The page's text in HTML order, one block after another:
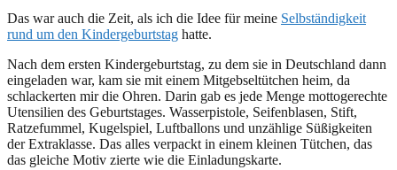
Das war auch die Zeit, als ich die Idee für meine Selbständigkeit
rund um den Kindergeburtstag hatte.
Nach dem ersten Kindergeburtstag, zu dem sie in Deutschland dann
eingeladen war, kam sie mit einem Mitgebseltütchen heim, da
schlackerten mir die Ohren. Darin gab es jede Menge mottogerechte
Utensilien des Geburtstages. Wasserpistole, Seifenblasen, Stift,
Ratzefummel, Kugelspiel, Luftballons und unzählige Süßigkeiten
der Extraklasse. Das alles verpackt in einem kleinen Tütchen, das
das gleiche Motiv zierte wie die Einladungskarte.